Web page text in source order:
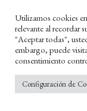
Canal de denuncias
Política de cookies
Política de
Aviso Legal
Utilizamos cookies
relevante al recordar
"Aceptar todas",
embargo, puede
consentimiento
Configuración de
1